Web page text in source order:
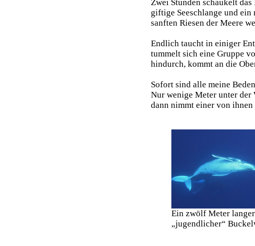
Zwei Stunden schaukelt
giftige Seeschlange und
sanften Riesen der Meere
Endlich taucht in einiger
tummelt sich eine Gruppe
hindurch, kommt an die
Sofort sind alle meine
Nur wenige Meter unter
dann nimmt einer von
Ein zwölf Meter langer
„jugendlicher“